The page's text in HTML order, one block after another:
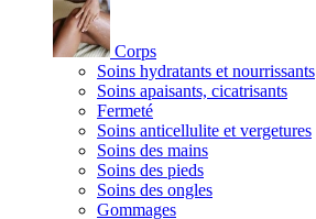
Corps
Soins hydratants et nourrissants
Soins apaisants, cicatrisants
Fermeté
Soins anticellulite et vergetures
Soins des mains
Soins des pieds
Soins des ongles
Gommages